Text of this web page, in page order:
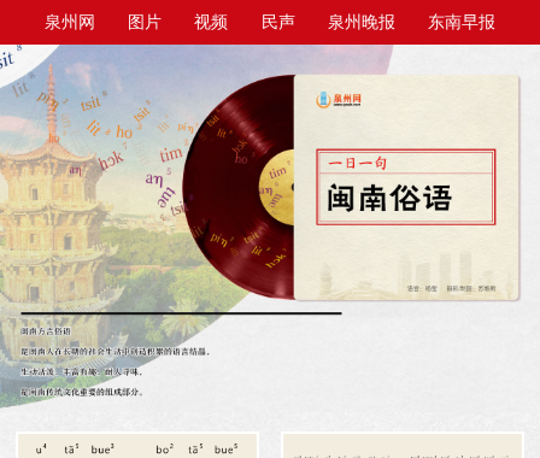
泉州网 图片 视频 民声 泉州晚报 东南早报